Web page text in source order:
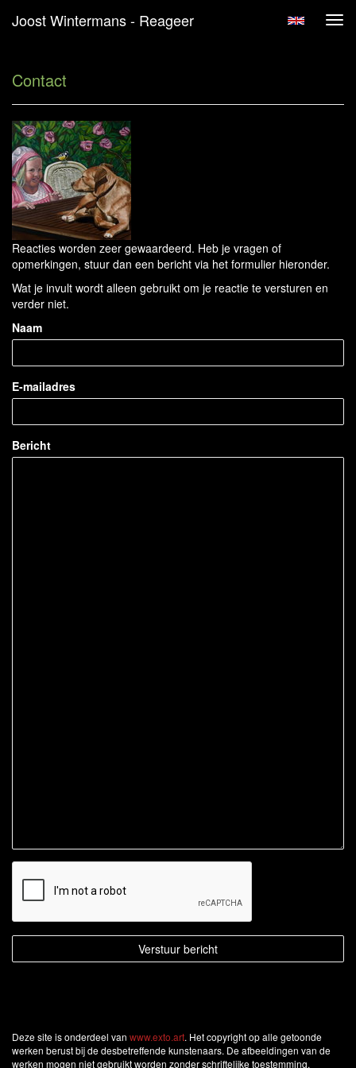
Joost Wintermans - Reageer
Contact
Reacties worden zeer gewaardeerd. Heb je vragen of
opmerkingen, stuur dan een bericht via het formulier hieronder.
Wat je invult wordt alleen gebruikt om je reactie te versturen en
verder niet.
Naam
E-mailadres
Bericht
Deze site is onderdeel van www.exto.art. Het copyright op alle getoonde
werken berust bij de desbetreffende kunstenaars. De afbeeldingen van de
werken mogen niet gebruikt worden zonder schriftelijke toestemming.